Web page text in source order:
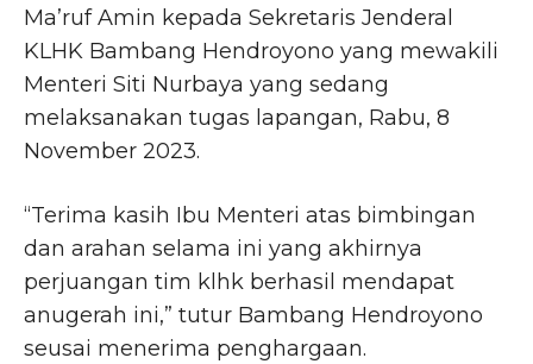
Ma’ruf Amin kepada Sekretaris Jenderal
KLHK Bambang Hendroyono yang mewakili
Menteri Siti Nurbaya yang sedang
melaksanakan tugas lapangan, Rabu, 8
November 2023.
“Terima kasih Ibu Menteri atas bimbingan
dan arahan selama ini yang akhirnya
perjuangan tim klhk berhasil mendapat
anugerah ini,” tutur Bambang Hendroyono
seusai menerima penghargaan.